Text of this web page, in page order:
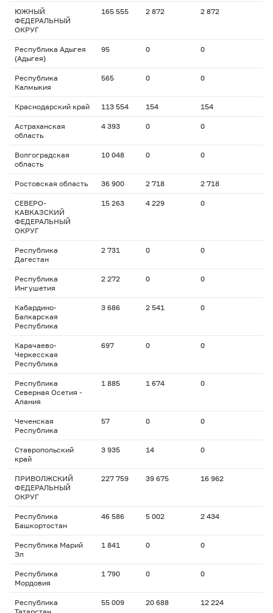
ЮЖНЫЙ
ФЕДЕРАЛЬНЫЙ
ОКРУГ
165 555 2 872 2 872
Республика Адыгея
(Адыгея)
95 0 0
Республика
Калмыкия
565 0 0
Краснодарский край 113 554 154 154
Астраханская
область
4 393 0 0
Волгоградская
область
10 048 0 0
Ростовская область 36 900 2 718 2 718
СЕВЕРО-
КАВКАЗСКИЙ
ФЕДЕРАЛЬНЫЙ
ОКРУГ
15 263 4 229 0
Республика
Дагестан
2 731 0 0
Республика
Ингушетия
2 272 0 0
Кабардино-
Балкарская
Республика
3 686 2 541 0
Карачаево-
Черкесская
Республика
697 0 0
Республика
Северная Осетия -
Алания
1 885 1 674 0
Чеченская
Республика
57 0 0
Ставропольский
край
3 935 14 0
ПРИВОЛЖСКИЙ
ФЕДЕРАЛЬНЫЙ
ОКРУГ
227 759 39 675 16 962
Республика
Башкортостан
46 586 5 002 2 434
Республика Марий
Эл
1 841 0 0
Республика
Мордовия
1 790 0 0
Республика
55 009 20 688 12 224